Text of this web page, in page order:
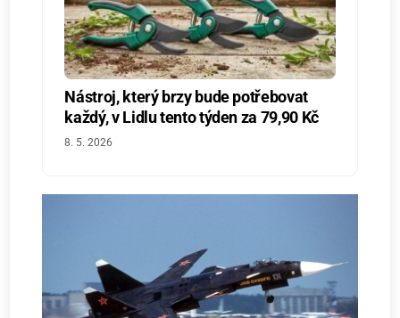
Nástroj, který brzy bude potřebovat
každý, v Lidlu tento týden za 79,90 Kč
8. 5. 2026